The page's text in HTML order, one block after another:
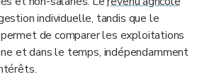
individuelle, tandis que le
de comparer les exploitations
et dans le temps, indépendamment